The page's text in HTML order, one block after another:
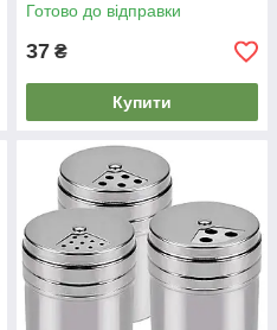
Готово до відправки
37 ₴
Купити